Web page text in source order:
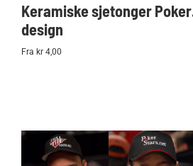
Keramiske sjetonger
design
Fra kr 4,00